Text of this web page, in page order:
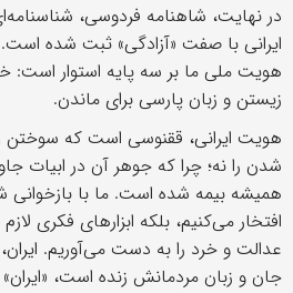
در نهایت، شاهنامه فردوسی،
ایرانی با صفت «آزادگی» ثبت شده است.
هویت ملی ما بر سه پایه استوار است:
زیستن و زبان پارسی برای ماندن.
هویت ایرانی، ققنوسی است که سوختن
شدن را نه؛ چرا که جوهر آن در ابیات
همیشه بیمه شده است. ما با بازخوانی
افتخار می‌کنیم، بلکه ابزارهای فکری
عدالت و خرد را به دست می‌آوریم.
جان و زبان مردمانش زنده است،